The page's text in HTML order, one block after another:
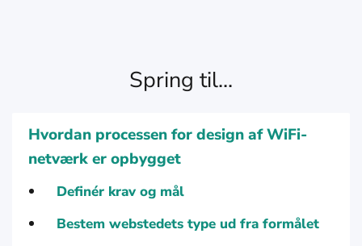
Spring til...
Hvordan processen for design af WiFi-
netværk er opbygget
Definér krav og mål
Bestem webstedets type ud fra formålet